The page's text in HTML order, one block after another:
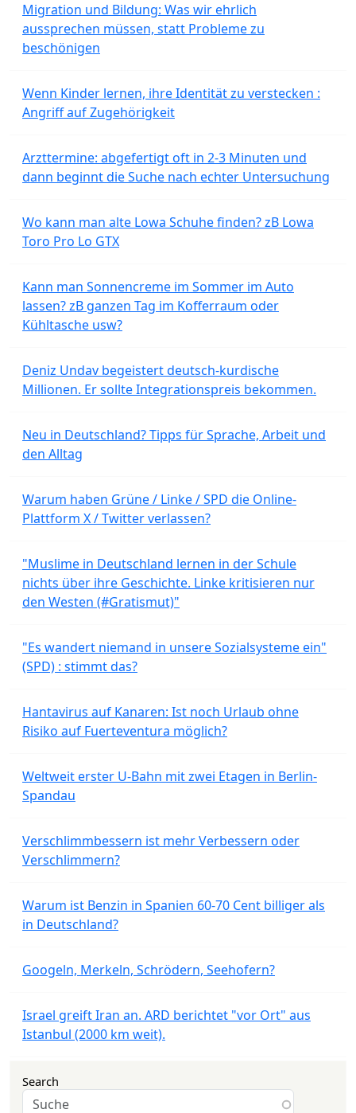
Migration und Bildung: Was wir ehrlich
aussprechen müssen, statt Probleme zu
beschönigen
Wenn Kinder lernen, ihre Identität zu verstecken :
Angriff auf Zugehörigkeit
Arzttermine: abgefertigt oft in 2-3 Minuten und
dann beginnt die Suche nach echter Untersuchung
Wo kann man alte Lowa Schuhe finden? zB Lowa
Toro Pro Lo GTX
Kann man Sonnencreme im Sommer im Auto
lassen? zB ganzen Tag im Kofferraum oder
Kühltasche usw?
Deniz Undav begeistert deutsch-kurdische
Millionen. Er sollte Integrationspreis bekommen.
Neu in Deutschland? Tipps für Sprache, Arbeit und
den Alltag
Warum haben Grüne / Linke / SPD die Online-
Plattform X / Twitter verlassen?
"Muslime in Deutschland lernen in der Schule
nichts über ihre Geschichte. Linke kritisieren nur
den Westen (#Gratismut)"
"Es wandert niemand in unsere Sozialsysteme ein"
(SPD) : stimmt das?
Hantavirus auf Kanaren: Ist noch Urlaub ohne
Risiko auf Fuerteventura möglich?
Weltweit erster U-Bahn mit zwei Etagen in Berlin-
Spandau
Verschlimmbessern ist mehr Verbessern oder
Verschlimmern?
Warum ist Benzin in Spanien 60-70 Cent billiger als
in Deutschland?
Googeln, Merkeln, Schrödern, Seehofern?
Israel greift Iran an. ARD berichtet "vor Ort" aus
Istanbul (2000 km weit).
Search